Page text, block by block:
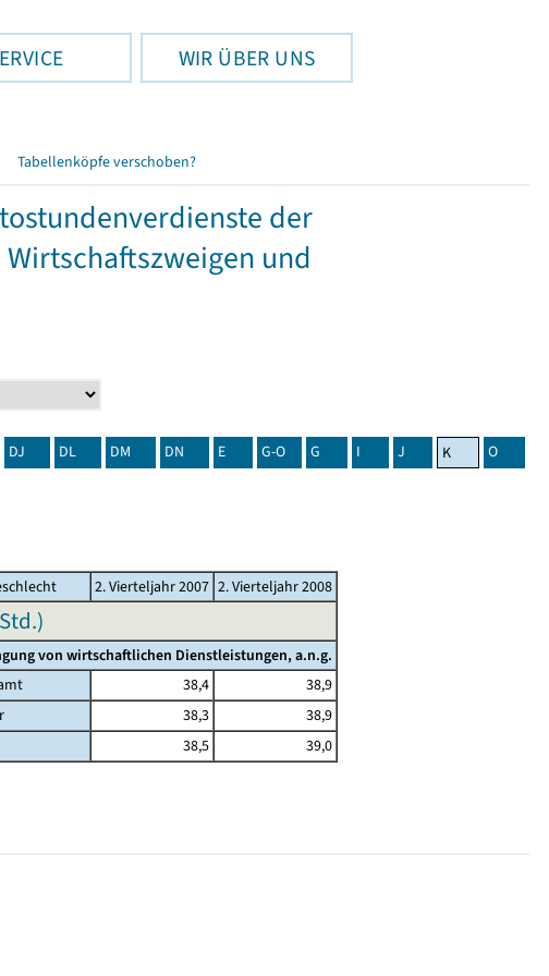
WIR ÜBER UNS
Tabellenköpfe verschoben?
der
und
DJ DL DM DN E G-O G I J K O
2. Vierteljahr 2007 2. Vierteljahr 2008
von wirtschaftlichen Dienstleistungen, a.n.g.
38,4
38,9
38,3
38,9
38,5 39,0